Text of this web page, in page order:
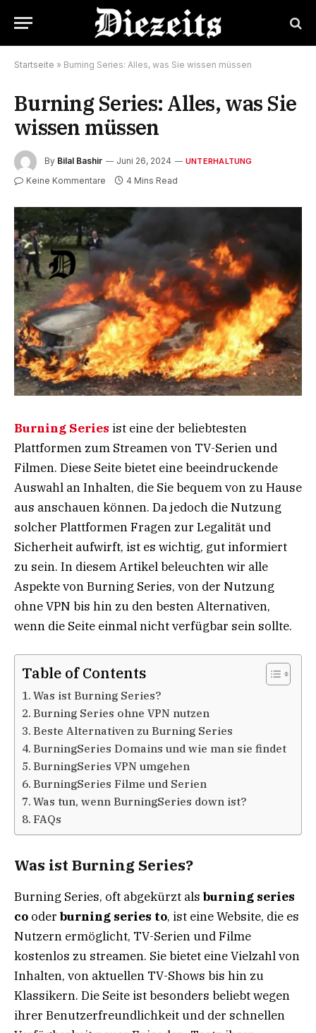
Startseite » Burning Series: Alles, was Sie wissen müssen
Burning Series: Alles, was Sie
wissen müssen
By Bilal Bashir Juni 26, 2024 UNTERHALTUNG
Keine Kommentare 4 Mins Read
Burning Series ist eine der beliebtesten
Plattformen zum Streamen von TV-Serien und
Filmen. Diese Seite bietet eine beeindruckende
Auswahl an Inhalten, die Sie bequem von zu Hause
aus anschauen können. Da jedoch die Nutzung
solcher Plattformen Fragen zur Legalität und
Sicherheit aufwirft, ist es wichtig, gut informiert
zu sein. In diesem Artikel beleuchten wir alle
Aspekte von Burning Series, von der Nutzung
ohne VPN bis hin zu den besten Alternativen,
wenn die Seite einmal nicht verfügbar sein sollte.
Table of Contents
Was ist Burning Series?
Burning Series ohne VPN nutzen
Beste Alternativen zu Burning Series
BurningSeries Domains und wie man sie findet
BurningSeries VPN umgehen
BurningSeries Filme und Serien
Was tun, wenn BurningSeries down ist?
FAQs
Was ist Burning Series?
Burning Series, oft abgekürzt als burning series
co oder burning series to, ist eine Website, die es
Nutzern ermöglicht, TV-Serien und Filme
kostenlos zu streamen. Sie bietet eine Vielzahl von
Inhalten, von aktuellen TV-Shows bis hin zu
Klassikern. Die Seite ist besonders beliebt wegen
ihrer Benutzerfreundlichkeit und der schnellen